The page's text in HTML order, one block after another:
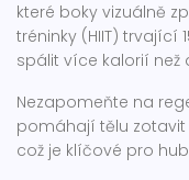
které boky vizuálně
tréninky (HIIT) trvající
spálit více kalorií než
Nezapomeňte na
pomáhají tělu
což je klíčové pro